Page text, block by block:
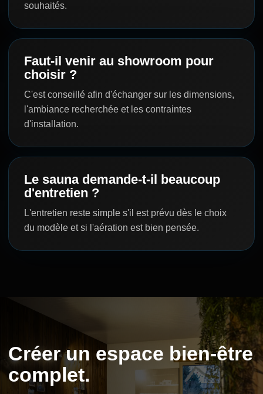
souhaités.
Faut-il venir au showroom pour
choisir ?
C'est conseillé afin d'échanger sur les dimensions,
l'ambiance recherchée et les contraintes
d'installation.
Le sauna demande-t-il beaucoup
d'entretien ?
L'entretien reste simple s'il est prévu dès le choix
du modèle et si l'aération est bien pensée.
Créer un espace bien-être
complet.